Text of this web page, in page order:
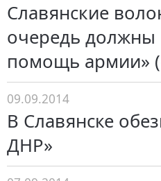
Славянские
очередь должны
помощь армии»
09.09.2014
В Славянске
ДНР»